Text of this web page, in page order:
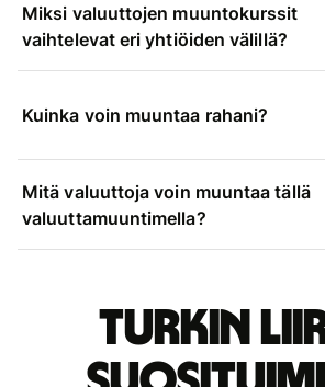
Miksi valuuttojen muuntokurssit
vaihtelevat eri yhtiöiden välillä?
Kuinka voin muuntaa rahani?
Mitä valuuttoja voin muuntaa tällä
valuuttamuuntimella?
Turkin